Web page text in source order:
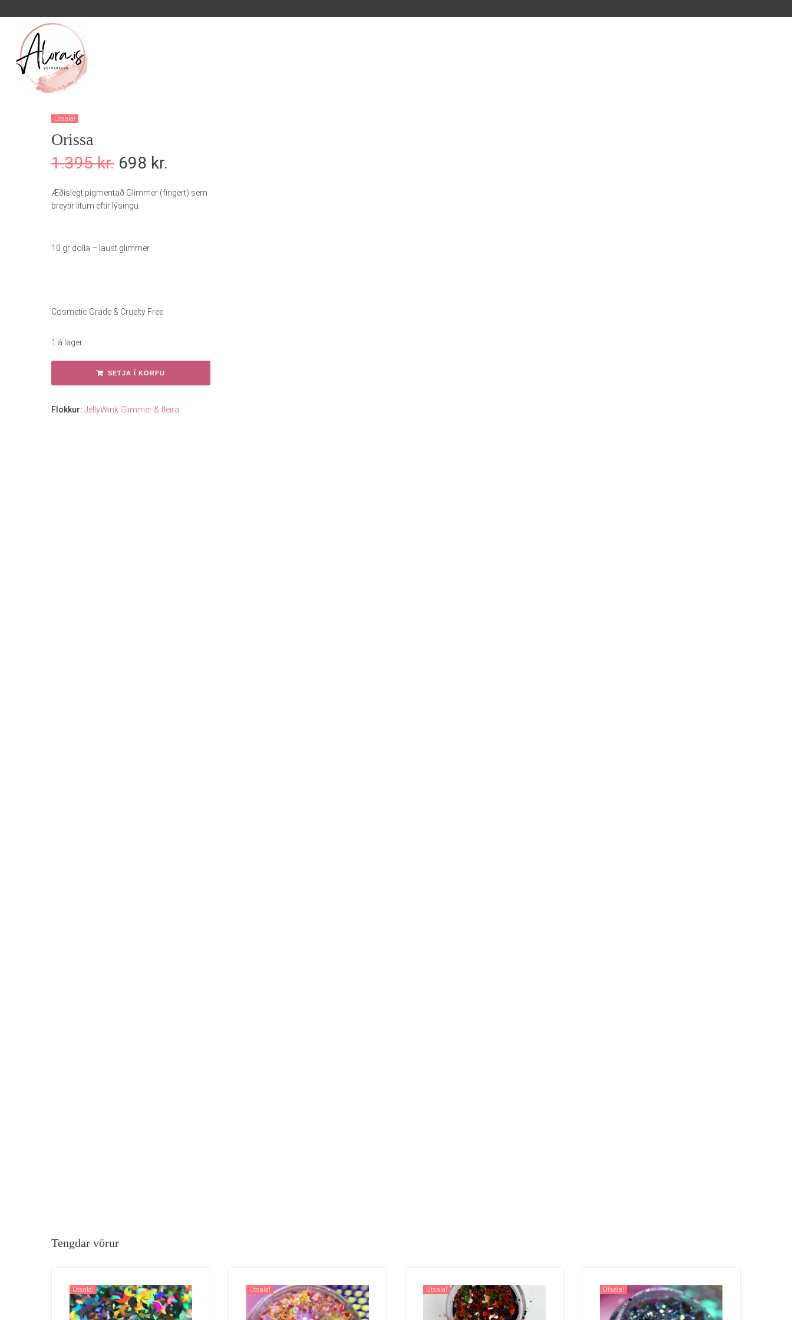
Útsala!
Orissa
1.395kr. 698 kr.
Æðislegt pigmentað Glimmer (fíngert) sem
breytir litum eftir lýsingu.
10 gr dolla – laust glimmer
Cosmetic Grade & Cruelty Free
1 á lager
SETJA Í KÖRFU
Flokkur: JellyWink Glimmer & fleira
Tengdar vörur
Útsala! Útsala! Útsala! Útsala!